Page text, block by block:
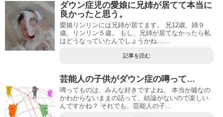
ダウン症児の愛娘に兄姉が居てて本当に
良かったと思う。
愛娘リンリンには兄姉が居てます。 兄12歳、姉９
歳、リンリン５歳。 もし、兄姉が居てなかったら私
はどうなっていたんでしょうかね…...
記事を読む
芸能人の子供がダウン症の噂って…
噂ってものは、みんな好きですよね。 本当か嘘なの
かわからないままの話って、結論がないので楽しい
んですかね？ それでも、芸能人の子...